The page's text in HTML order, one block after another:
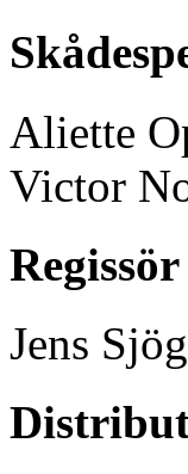
Aliette
Victor
Regissör
Jens